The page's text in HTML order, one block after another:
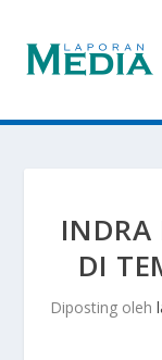
INDRA
DI
Diposting oleh